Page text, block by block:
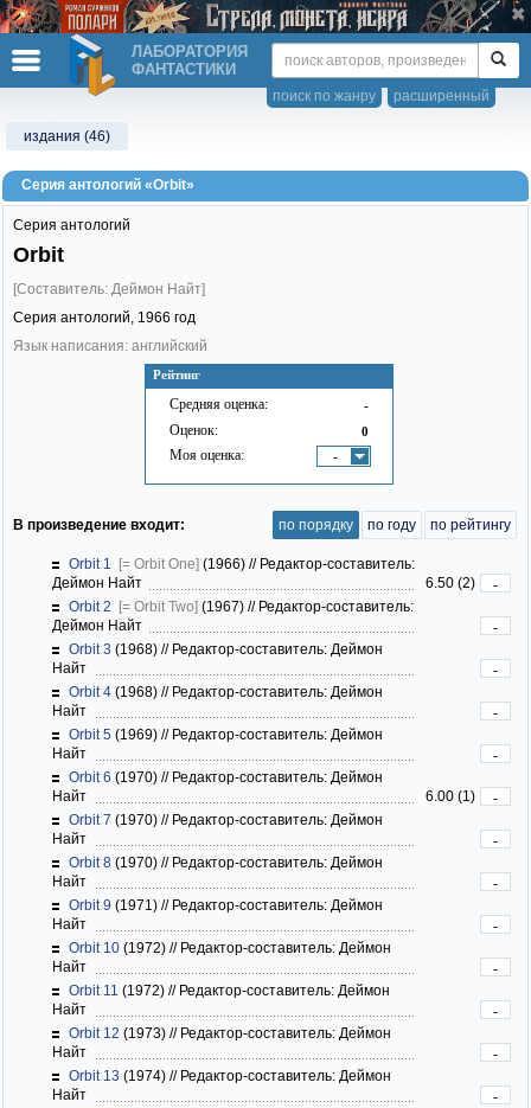
ЛАБОРАТОРИЯ
ФАНТАСТИКИ
расширенный
поиск по жанру
издания (46)
Серия антологий «Orbit»
Рейтинг
Средняя оценка: -
Оценок: 0
Моя оценка: -
Серия антологий
Orbit
[Составитель: Деймон Найт]
Серия антологий, 1966 год
Язык написания: английский
В произведение входит: по порядку по году по рейтингу
Orbit 1 [= Orbit One] (1966) //Редактор-составитель:
Деймон Найт
6.50 (2)
-
Orbit 2 [= Orbit Two] (1967) //Редактор-составитель:
Деймон Найт
-
Orbit 3 (1968) //Редактор-составитель: Деймон
Найт
-
Orbit 4 (1968) //Редактор-составитель: Деймон
Найт
-
Orbit 5 (1969) //Редактор-составитель: Деймон
Найт
-
Orbit 6 (1970) //Редактор-составитель: Деймон
Найт
6.00 (1)
-
Orbit 7 (1970) //Редактор-составитель: Деймон
Найт
-
Orbit 8 (1970) //Редактор-составитель: Деймон
Найт
-
Orbit 9 (1971) //Редактор-составитель: Деймон
Найт
-
Orbit 10 (1972) //Редактор-составитель: Деймон
Найт
-
Orbit 11 (1972) //Редактор-составитель: Деймон
Найт
-
Orbit 12 (1973) //Редактор-составитель: Деймон
Найт
-
Orbit 13 (1974) //Редактор-составитель: Деймон
Найт
-